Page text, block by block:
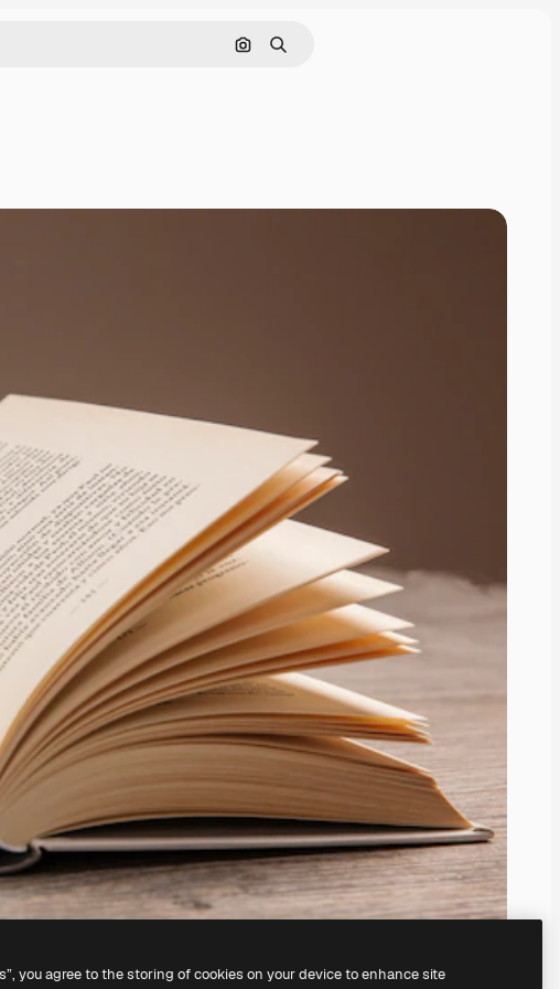
Nach Bild suchen
Suchen
you agree to the storing of cookies on your device to enhance site